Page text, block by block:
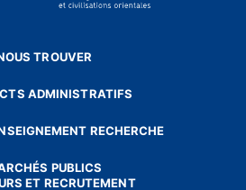
TROUVER
ADMINISTRATIFS
RECHERCHE
PUBLICS
ET RECRUTEMENT